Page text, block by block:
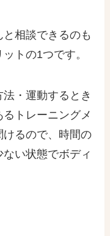
相談できるのも
トの1つです。
・運動するとき
トレーニングメ
るので、時間の
い状態でボディ